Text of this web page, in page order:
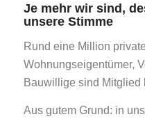
Je mehr wir sind,
unsere Stimme
Rund eine Million
Wohnungseigentümer,
Bauwillige sind Mitglied
Aus gutem Grund: in